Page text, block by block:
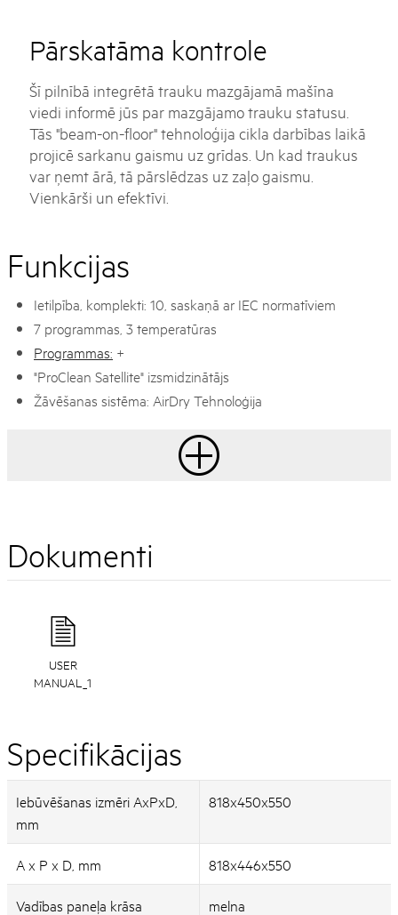
Pārskatāma kontrole
Šī pilnībā integrētā trauku mazgājamā mašīna
viedi informē jūs par mazgājamo trauku statusu.
Tās "beam-on-floor" tehnoloģija cikla darbības laikā
projicē sarkanu gaismu uz grīdas. Un kad traukus
var ņemt ārā, tā pārslēdzas uz zaļo gaismu.
Vienkārši un efektīvi.
Funkcijas
Ietilpība, komplekti: 10, saskaņā ar IEC normatīviem
7 programmas, 3 temperatūras
Programmas: +
"ProClean Satellite" izsmidzinātājs
Žāvēšanas sistēma: AirDry Tehnoloģija
Dokumenti
USER
MANUAL_1
Specifikācijas
Iebūvēšanas izmēri AxPxD,
mm
818x450x550
A x P x D, mm 818x446x550
Vadības paneļa krāsa melna